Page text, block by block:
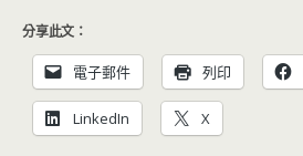
分享此文：
電子郵件 列印
LinkedIn X